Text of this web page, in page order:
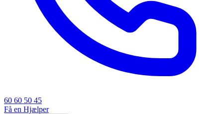
60 60 50 45
Få en Hjælper